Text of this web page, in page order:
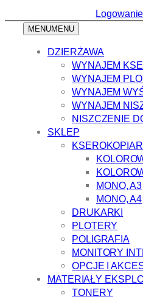
Logowanie
MENUMENU
DZIERŻAWA
WYNAJEM
WYNAJEM
WYNAJEM
WYNAJEM
NISZCZENIE
SKLEP
MONO, A3
MONO, A4
DRUKARKI
PLOTERY
POLIGRAFIA
MONITORY
OPCJE I
MATERIAŁY
TONERY